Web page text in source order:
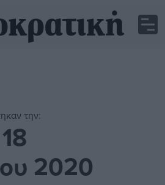
την:
2020